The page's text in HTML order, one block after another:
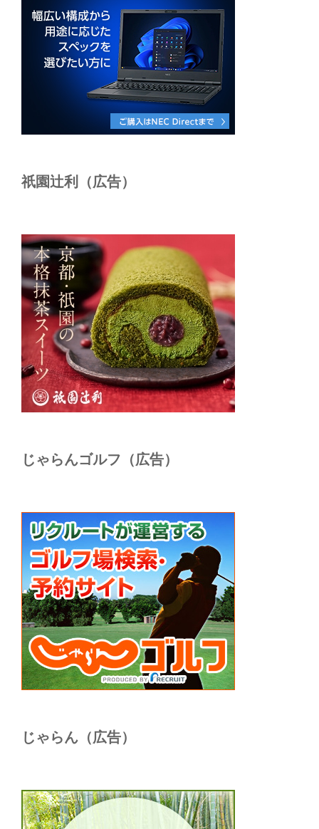
祇園辻利（広告）
じゃらんゴルフ（広告）
じゃらん（広告）